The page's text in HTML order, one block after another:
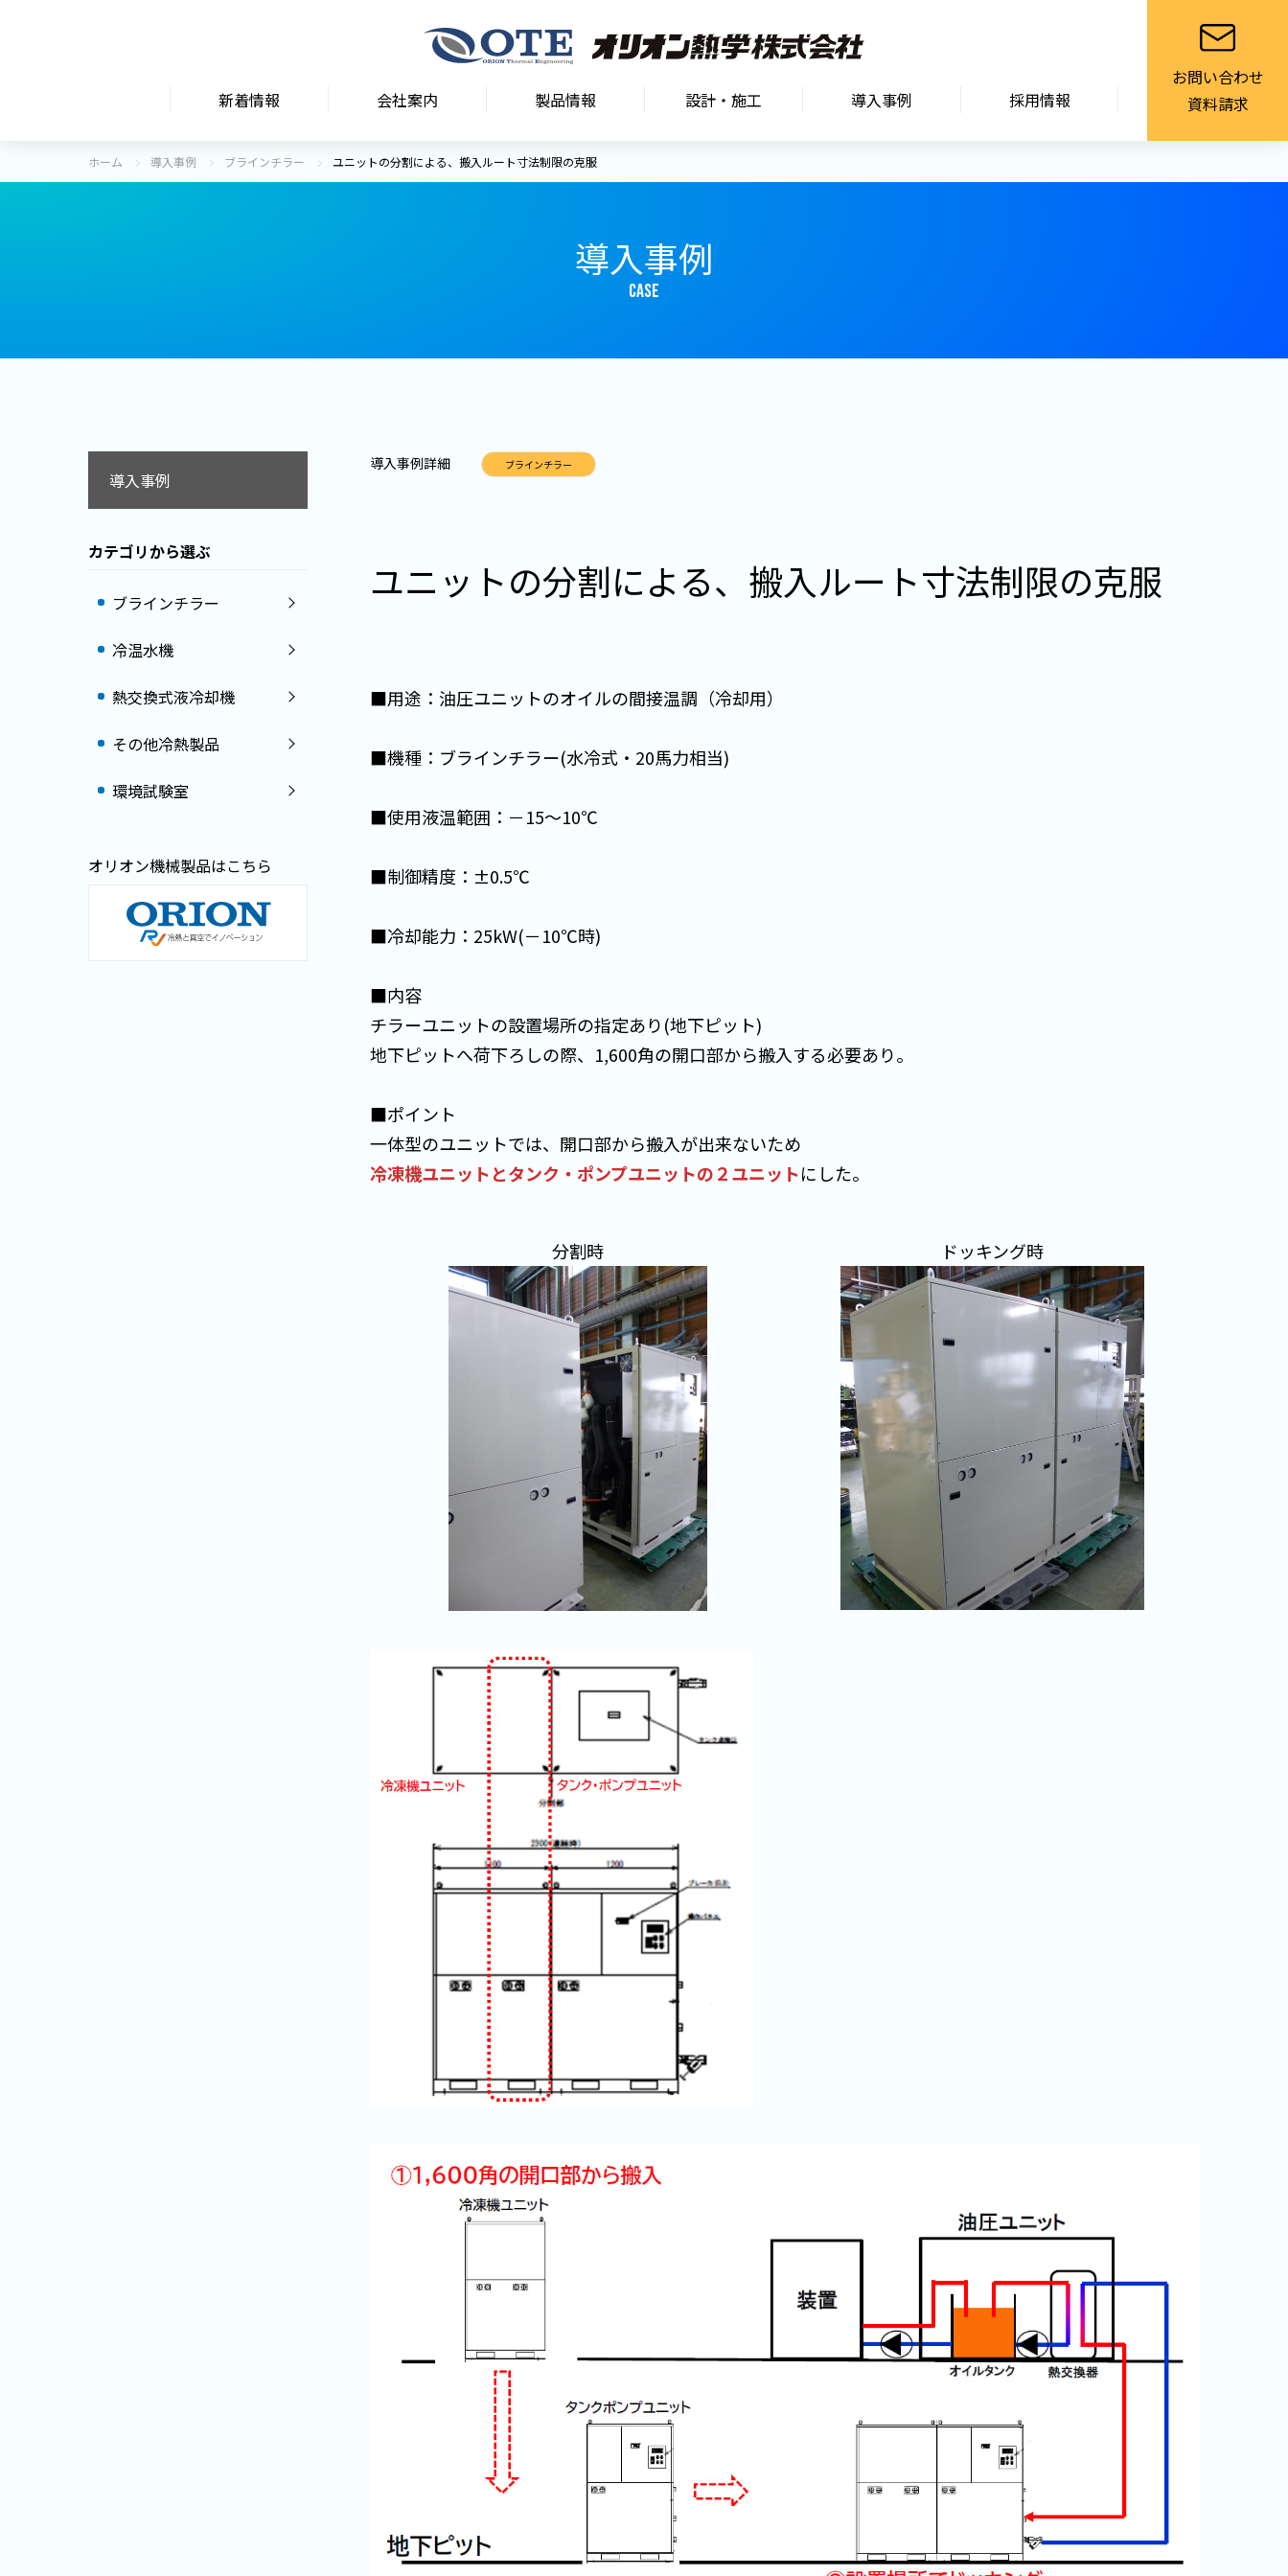
新着情報 会社案内 製品情報 設計・施工 導入事例 採用情報
お問い合わせ
資料請求
ホーム 導入事例 ブラインチラー ユニットの分割による、搬入ルート寸法制限の克服
導入事例
CASE
導入事例
カテゴリから選ぶ
ブラインチラー
冷温水機
熱交換式液冷却機
その他冷熱製品
環境試験室
オリオン機械製品はこちら
導入事例詳細 ブラインチラー
ユニットの分割による、搬入ルート寸法制限の克服
■用途：油圧ユニットのオイルの間接温調（冷却用）
■機種：ブラインチラー(水冷式・20馬力相当)
■使用液温範囲：－15～10℃
■制御精度：±0.5℃
■冷却能力：25kW(－10℃時)
■内容
チラーユニットの設置場所の指定あり(地下ピット)
地下ピットへ荷下ろしの際、1,600角の開口部から搬入する必要あり。
■ポイント
一体型のユニットでは、開口部から搬入が出来ないため
冷凍機ユニットとタンク・ポンプユニットの２ユニットにした。
分割時 ドッキング時